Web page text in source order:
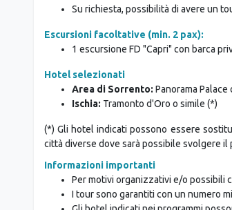
Supplementi opzionali
Su richiesta, possibilità di avere un
Escursioni facoltative (min. 2 pax):
1 escursione FD "Capri" con barca
Hotel selezionati
Panorama Palace
Ischia:Tramonto d'Oro o simile (*)
(*) Gli hotel indicati possono essere
città diverse dove sarà possibile svolgere il
Informazioni importanti
Per motivi organizzativi e/o possibili